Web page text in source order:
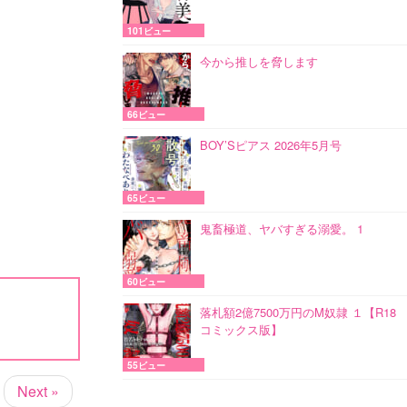
Next »
101ビュー
今から推しを脅します
66ビュー
BOY’Sピアス 2026年5月号
65ビュー
鬼畜極道、ヤバすぎる溺愛。 1
60ビュー
落札額2億7500万円のM奴隷 １【R18
コミックス版】
55ビュー